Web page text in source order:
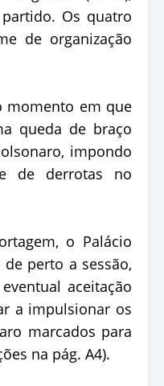
Os quatro
de organização
momento em que
queda de braço
impondo
de derrotas no
o Palácio
perto a sessão,
aceitação
a impulsionar os
marcados para
na pág. A4).